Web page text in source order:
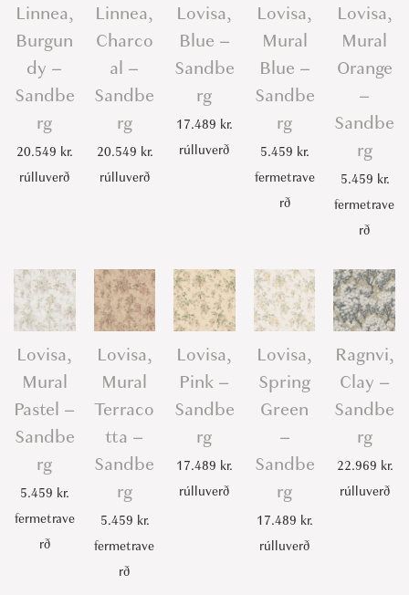
Linnea,
Burgun
dy –
Sandbe
rg
20.549 kr.
rúlluverð
Linnea,
Charco
al –
Sandbe
rg
20.549 kr.
rúlluverð
Lovisa,
Blue –
Sandbe
rg
17.489 kr.
rúlluverð
Lovisa,
Mural
Blue –
Sandbe
rg
5.459 kr.
fermetrave
rð
Lovisa,
Mural
Orange
–
Sandbe
rg
5.459 kr.
fermetrave
rð
Lovisa,
Mural
Pastel –
Sandbe
rg
5.459 kr.
fermetrave
rð
Lovisa,
Mural
Terraco
tta –
Sandbe
rg
5.459 kr.
fermetrave
rð
Lovisa,
Pink –
Sandbe
rg
17.489 kr.
rúlluverð
Lovisa,
Spring
Green
–
Sandbe
rg
17.489 kr.
rúlluverð
Ragnvi,
Clay –
Sandbe
rg
22.969 kr.
rúlluverð